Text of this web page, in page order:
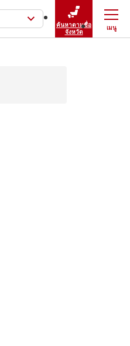
ค้นหาตามชื่อ
จังหวัด
เมนู
ปิดเมนู